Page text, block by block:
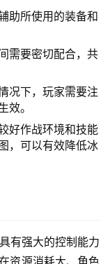
助所使用的装备和
需要密切配合，共
况下，玩家需要注
效。
好作战环境和技能
，可以有效降低冰
有强大的控制能力